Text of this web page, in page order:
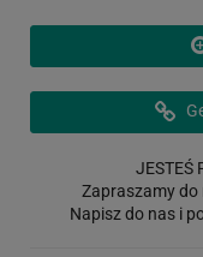
JESTEŚ
Zapraszamy do
Napisz do nas i